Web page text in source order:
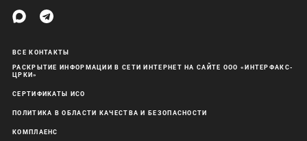
ВСЕ КОНТАКТЫ
РАСКРЫТИЕ ИНФОРМАЦИИ В СЕТИ ИНТЕРНЕТ НА САЙТЕ ООО «ИНТЕРФАКС-
ЦРКИ»
СЕРТИФИКАТЫ ИСО
ПОЛИТИКА В ОБЛАСТИ КАЧЕСТВА И БЕЗОПАСНОСТИ
КОМПЛАЕНС